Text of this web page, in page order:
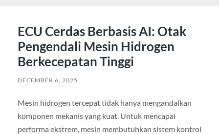
ECU Cerdas Berbasis AI: Otak
Pengendali Mesin Hidrogen
Berkecepatan Tinggi
DECEMBER 6, 2025
Mesin hidrogen tercepat tidak hanya mengandalkan
komponen mekanis yang kuat. Untuk mencapai
performa ekstrem, mesin membutuhkan sistem kontrol